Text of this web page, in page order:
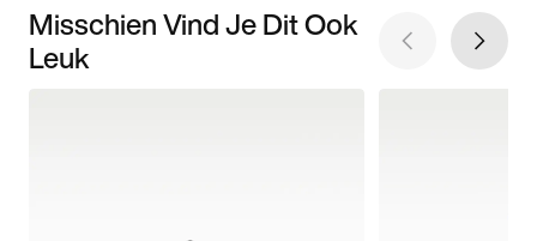
Misschien Vind Je Dit Ook
Leuk